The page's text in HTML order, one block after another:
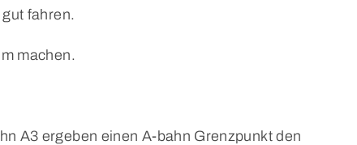
fahren.
machen.
A3 ergeben einen A-bahn Grenzpunkt den